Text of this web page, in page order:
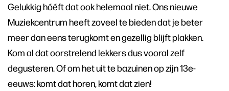
Gelukkig hóéft dat ook helemaal niet. Ons nieuwe
Muziekcentrum heeft zoveel te bieden dat je beter
meer dan eens terugkomt en gezellig blijft plakken.
Kom al dat oorstrelend lekkers dus vooral zelf
degusteren. Of om het uit te bazuinen op zijn 13e-
eeuws: komt dat horen, komt dat zien!